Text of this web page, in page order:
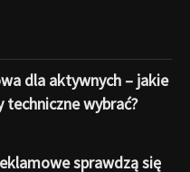
dla aktywnych – jakie
wybrać?
sprawdzą się